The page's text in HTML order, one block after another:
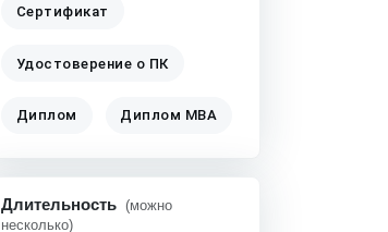
Сертификат
Удостоверение о ПК
Диплом Диплом MBA
Длительность (можно
несколько)